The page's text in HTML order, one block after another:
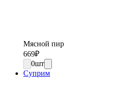
Мясной пир
669₽
0шт
Суприм